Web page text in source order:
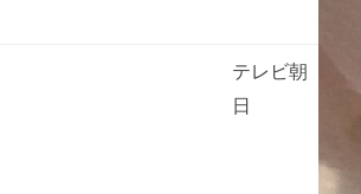
テレビ朝
日